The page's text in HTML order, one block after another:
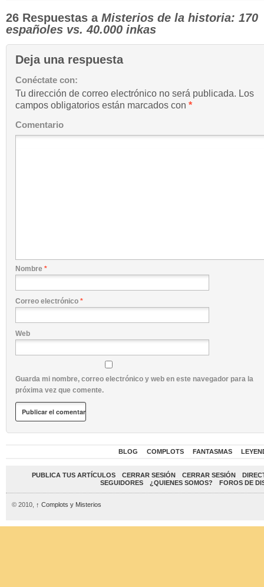
26 Respuestas a Misterios de la historia: 170
españoles vs. 40.000 inkas
Deja una respuesta
Conéctate con:
Tu dirección de correo electrónico no será publicada. Los
campos obligatorios están marcados con *
Comentario
Nombre *
Correo electrónico *
Web
Guarda mi nombre, correo electrónico y web en este navegador para la
próxima vez que comente.
BLOG COMPLOTS FANTASMAS
PUBLICA TUS ARTÍCULOS CERRAR SESIÓN CERRAR SESIÓN
SEGUIDORES
¿QUIENES SOMOS? FOROS DE
© 2010, ↑ Complots y Misterios